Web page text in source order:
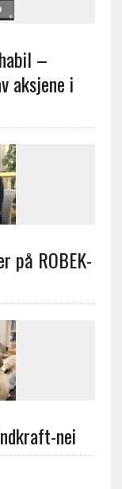
–
aksjene i
på ROBEK-
nei